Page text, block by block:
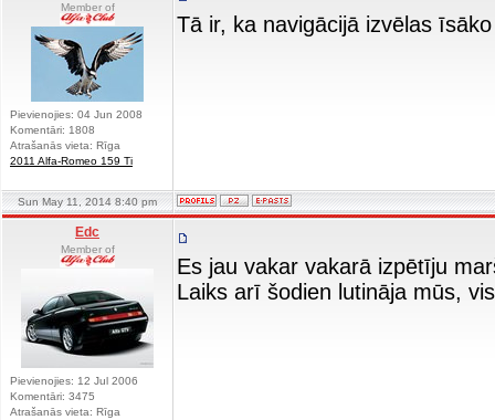
Member of
Pievienojies: 04 Jun 2008
Komentāri: 1808
Atrašanās vieta: Rīga
2011 Alfa-Romeo 159 Ti
Tā ir, ka navigācijā izvēlas
Sun May 11, 2014 8:40 pm
Edc
Member of
Pievienojies: 12 Jul 2006
Komentāri: 3475
Atrašanās vieta: Rīga
Es jau vakar vakarā izpētīju
Laiks arī šodien lutināja mūs,